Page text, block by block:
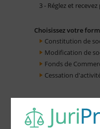
3 - Réglez et
Choisissez votre
Constitution de
Modification de
Fonds de
Cessation